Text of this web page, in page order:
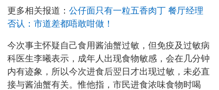
更多相关报道： 公仔面只有一粒五香肉丁 餐厅经理
否认：市道差都唔敢咁做！
今次事主怀疑自己食用酱油蟹过敏，但免疫及过敏病
科医生李曦表示，成年人出现食物敏感，会在几分钟
内有迹象，所以今次进食后翌日才出现过敏，未必直
接与酱油蟹有关。惟他指，市民进食浓味食物时喝